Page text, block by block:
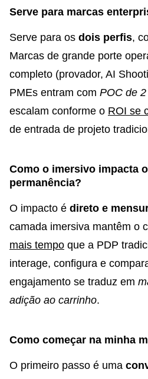
Serve para marcas
Serve para os dois perfis,
Marcas de grande porte
completo (provador, AI
PMEs entram com POC de
escalam conforme o ROI se
de entrada de projeto
Como o imersivo impacta
permanência?
O impacto é direto e
camada imersiva mantêm o
mais tempo que a PDP
interage, configura e
engajamento se traduz em
adição ao carrinho.
Como começar na minha
O primeiro passo é uma